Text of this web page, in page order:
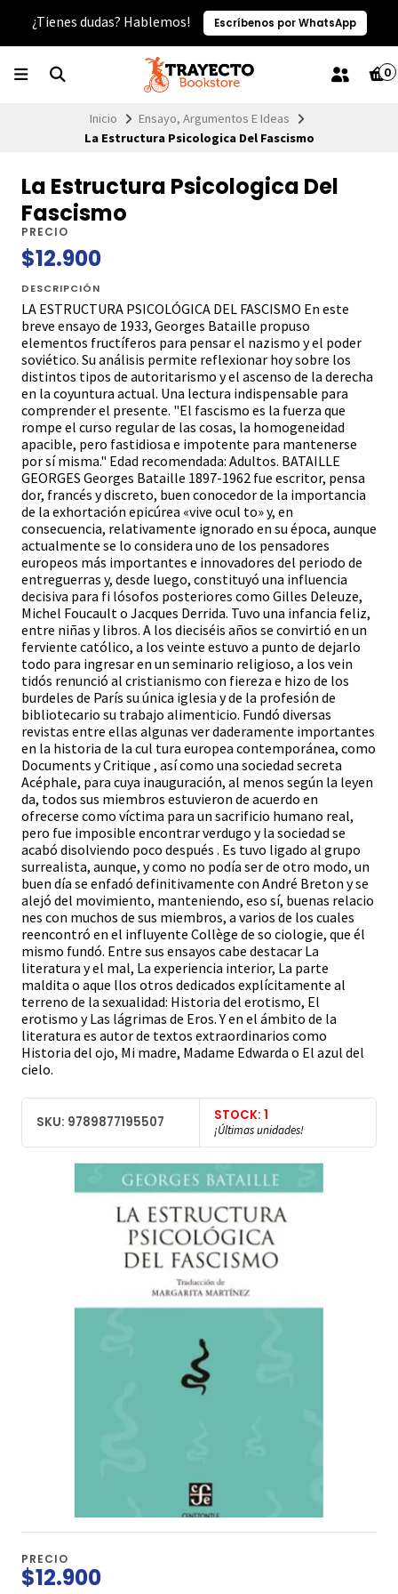
¿Tienes dudas? Hablemos! Escríbenos por WhatsApp
0
Inicio
Ensayo, Argumentos E Ideas
La Estructura Psicologica Del Fascismo
La Estructura Psicologica Del
Fascismo
PRECIO
$12.900
DESCRIPCIÓN
LA ESTRUCTURA PSICOLÓGICA DEL FASCISMO En este
breve ensayo de 1933, Georges Bataille propuso
elementos fructíferos para pensar el nazismo y el poder
soviético. Su análisis permite reflexionar hoy sobre los
distintos tipos de autoritarismo y el ascenso de la derecha
en la coyuntura actual. Una lectura indispensable para
comprender el presente. "El fascismo es la fuerza que
rompe el curso regular de las cosas, la homogeneidad
apacible, pero fastidiosa e impotente para mantenerse
por sí misma." Edad recomendada: Adultos. BATAILLE
GEORGES Georges Bataille 1897-1962 fue escritor, pensa
dor, francés y discreto, buen conocedor de la importancia
de la exhortación epicúrea «vive ocul to» y, en
consecuencia, relativamente ignorado en su época, aunque
actualmente se lo considera uno de los pensadores
europeos más importantes e innovadores del periodo de
entreguerras y, desde luego, constituyó una influencia
decisiva para fi lósofos posteriores como Gilles Deleuze,
Michel Foucault o Jacques Derrida. Tuvo una infancia feliz,
entre niñas y libros. A los dieciséis años se convirtió en un
ferviente católico, a los veinte estuvo a punto de dejarlo
todo para ingresar en un seminario religioso, a los vein
tidós renunció al cristianismo con fiereza e hizo de los
burdeles de París su única iglesia y de la profesión de
bibliotecario su trabajo alimenticio. Fundó diversas
revistas entre ellas algunas ver daderamente importantes
en la historia de la cul tura europea contemporánea, como
Documents y Critique , así como una sociedad secreta
Acéphale, para cuya inauguración, al menos según la leyen
da, todos sus miembros estuvieron de acuerdo en
ofrecerse como víctima para un sacrificio humano real,
pero fue imposible encontrar verdugo y la sociedad se
acabó disolviendo poco después . Es tuvo ligado al grupo
surrealista, aunque, y como no podía ser de otro modo, un
buen día se enfadó definitivamente con André Breton y se
alejó del movimiento, manteniendo, eso sí, buenas relacio
nes con muchos de sus miembros, a varios de los cuales
reencontró en el influyente Collège de so ciologie, que él
mismo fundó. Entre sus ensayos cabe destacar La
literatura y el mal, La experiencia interior, La parte
maldita o aque llos otros dedicados explícitamente al
terreno de la sexualidad: Historia del erotismo, El
erotismo y Las lágrimas de Eros. Y en el ámbito de la
literatura es autor de textos extraordinarios como
Historia del ojo, Mi madre, Madame Edwarda o El azul del
cielo.
SKU: 9789877195507 STOCK: 1
¡Últimas unidades!
PRECIO
$12.900